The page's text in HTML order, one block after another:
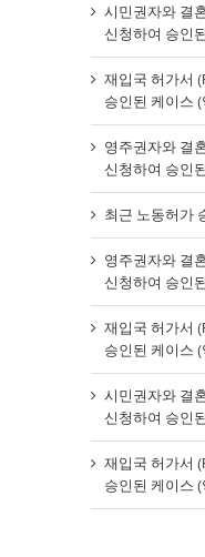
시민권자와 결
신청하여 승인
재입국 허가서
승인된 케이스
영주권자와 결
신청하여 승인
최근 노동허가
영주권자와 결
신청하여 승인
재입국 허가서
승인된 케이스
시민권자와 결
신청하여 승인
재입국 허가서
승인된 케이스